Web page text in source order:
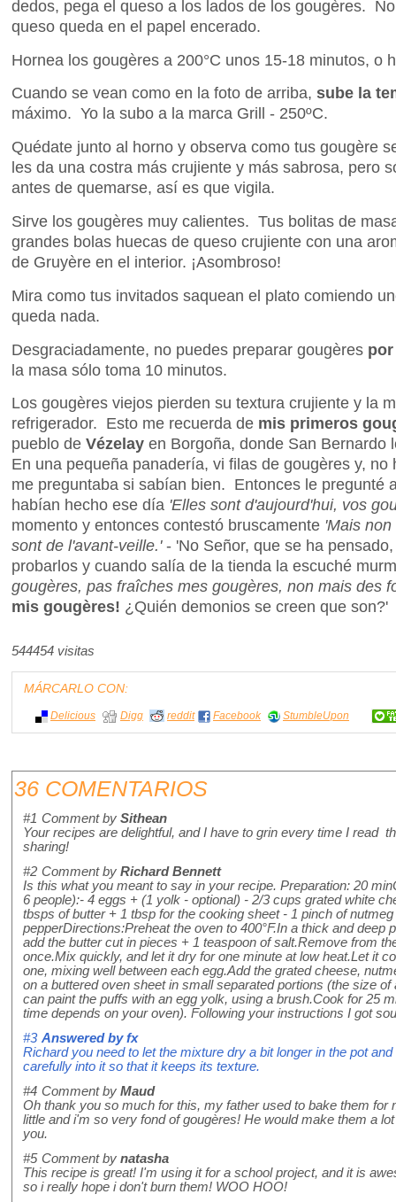
dedos, pega el queso a los lados de los gougères.
queso queda en el papel encerado.
Hornea los gougères a 200°C unos 15-18 minutos, o
Cuando se vean como en la foto de arriba, sube la
máximo. Yo la subo a la marca Grill - 250ºC.
Quédate junto al horno y observa como tus gougère
les da una costra más crujiente y más sabrosa, pero
antes de quemarse, así es que vigila.
Sirve los gougères muy calientes. Tus bolitas de
grandes bolas huecas de queso crujiente con una
de Gruyère en el interior. ¡Asombroso!
Mira como tus invitados saquean el plato comiendo
queda nada.
Desgraciadamente, no puedes preparar gougères
la masa sólo toma 10 minutos.
Los gougères viejos pierden su textura crujiente y la
refrigerador. Esto me recuerda de mis primeros
pueblo de Vézelay en Borgoña, donde San
En una pequeña panadería, vi filas de gougères y,
me preguntaba si sabían bien. Entonces le pregunté
habían hecho ese día 'Elles sont d'aujourd'hui, vos
momento y entonces contestó bruscamente 'Mais
sont de l'avant-veille.'- 'No Señor, que se ha
probarlos y cuando salía de la tienda la escuché
gougères, pas fraîches mes gougères, non mais des
mis gougères! ¿Quién demonios se creen que son?'
544454 visitas
MÁRCARLO CON:
Delicious Digg reddit Facebook StumbleUpon
36 COMENTARIOS
#1 Comment by Sithean
Your recipes are delightful, and I have to grin every time I read
sharing!
#2 Comment by Richard Bennett
Is this what you meant to say in your recipe. Preparation: 20
6 people):- 4 eggs + (1 yolk - optional) - 2/3 cups grated white
tbsps of butter + 1 tbsp for the cooking sheet - 1 pinch of
pepperDirections:Preheat the oven to 400°F.In a thick and deep
add the butter cut in pieces + 1 teaspoon of salt.Remove from
once.Mix quickly, and let it dry for one minute at low heat.Let it
one, mixing well between each egg.Add the grated cheese,
on a buttered oven sheet in small separated portions (the size
can paint the puffs with an egg yolk, using a brush.Cook for 25
time depends on your oven). Following your instructions I got
#3 Answered byfx
Richard you need to let the mixture dry a bit longer in the pot
carefully into it so that it keeps its texture.
#4 Comment by Maud
Oh thank you so much for this, my father used to bake them for
little and i'm so very fond of gougères! He would make them a
you.
#5 Comment by natasha
This recipe is great! I'm using it for a school project, and it is
so i really hope i don't burn them! WOO HOO!